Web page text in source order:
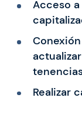
Acceso
Realizar